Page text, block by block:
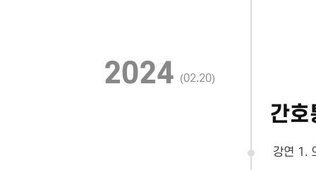
2024 (02.20)
간호
강연 1.